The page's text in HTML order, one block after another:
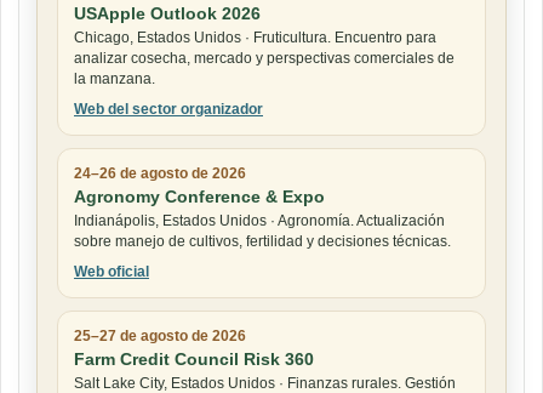
USApple Outlook 2026
Chicago, Estados Unidos · Fruticultura. Encuentro para
analizar cosecha, mercado y perspectivas comerciales de
la manzana.
Web del sector organizador
24–26 de agosto de 2026
Agronomy Conference & Expo
Indianápolis, Estados Unidos · Agronomía. Actualización
sobre manejo de cultivos, fertilidad y decisiones técnicas.
Web oficial
25–27 de agosto de 2026
Farm Credit Council Risk 360
Salt Lake City, Estados Unidos · Finanzas rurales. Gestión